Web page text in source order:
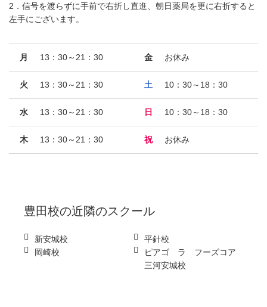
2．信号を渡らずに手前で右折し直進、朝日薬局を更に右折すると
左手にございます。
月 13：30～21：30
火 13：30～21：30
水 13：30～21：30
木 13：30～21：30
金 お休み
土 10：30～18：30
日 10：30～18：30
祝 お休み
豊田校の近隣のスクール
新安城校
平針校
岡崎校
ピアゴ ラ フーズコア
三河安城校